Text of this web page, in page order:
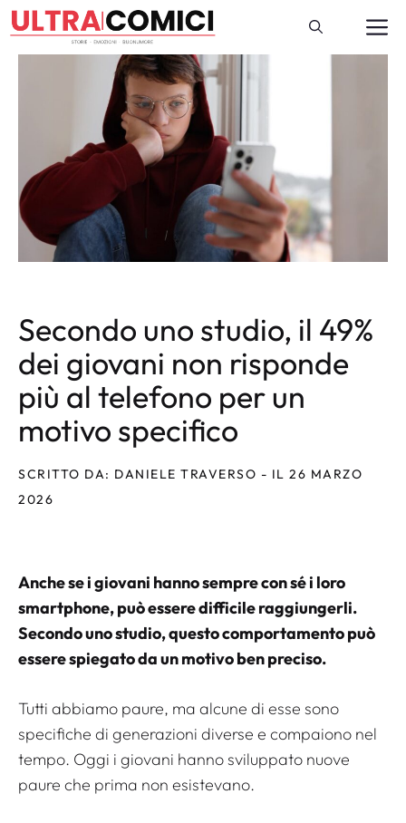
Vai
al
Secondo uno studio, il 49%
dei giovani non risponde
più al telefono per un
motivo specifico
SCRITTO DA: DANIELE TRAVERSO - IL 26 MARZO
2026
Anche se i giovani hanno sempre con sé i loro
smartphone, può essere difficile raggiungerli.
Secondo uno studio, questo comportamento può
essere spiegato da un motivo ben preciso.
Tutti abbiamo paure, ma alcune di esse sono
specifiche di generazioni diverse e compaiono nel
tempo. Oggi i giovani hanno sviluppato nuove
paure che prima non esistevano.